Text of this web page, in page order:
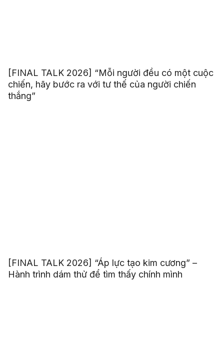
[FINAL TALK 2026] “Mỗi người đều có một cuộc
chiến, hãy bước ra với tư thế của người chiến
thắng”
[FINAL TALK 2026] “Áp lực tạo kim cương” –
Hành trình dám thử để tìm thấy chính mình